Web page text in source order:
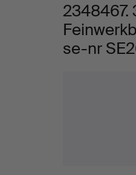
tillv.nr
2348467.
se-nr